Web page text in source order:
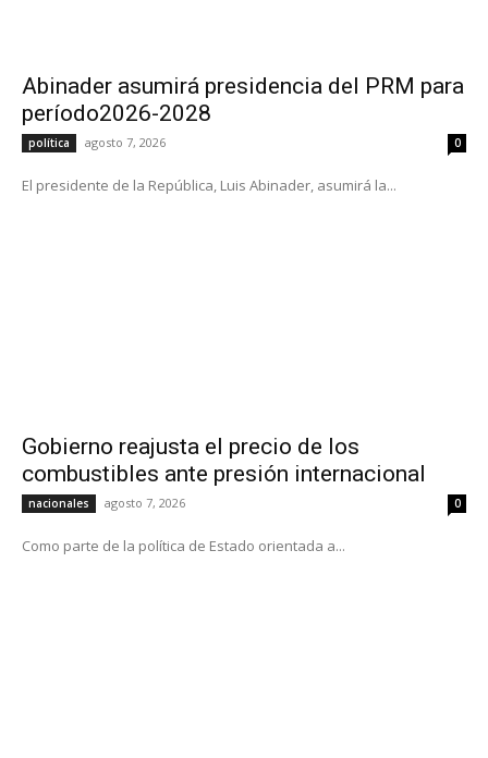
Abinader asumirá presidencia del PRM para
período2026-2028
política agosto 7, 2026 0
El presidente de la República, Luis Abinader, asumirá la...
Gobierno reajusta el precio de los
combustibles ante presión internacional
nacionales agosto 7, 2026 0
Como parte de la política de Estado orientada a...